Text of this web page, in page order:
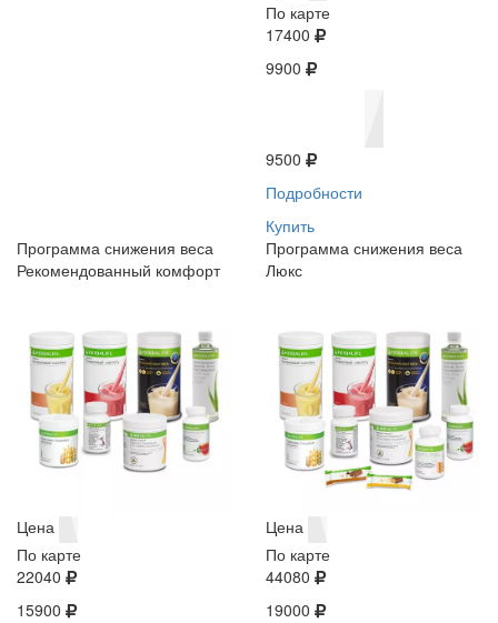
По карте
17400
9900
9500
Подробности
Купить
Программа снижения веса
Рекомендованный комфорт
Цена
По карте
22040
15900
Программа снижения веса
Люкс
Цена
По карте
44080
19000